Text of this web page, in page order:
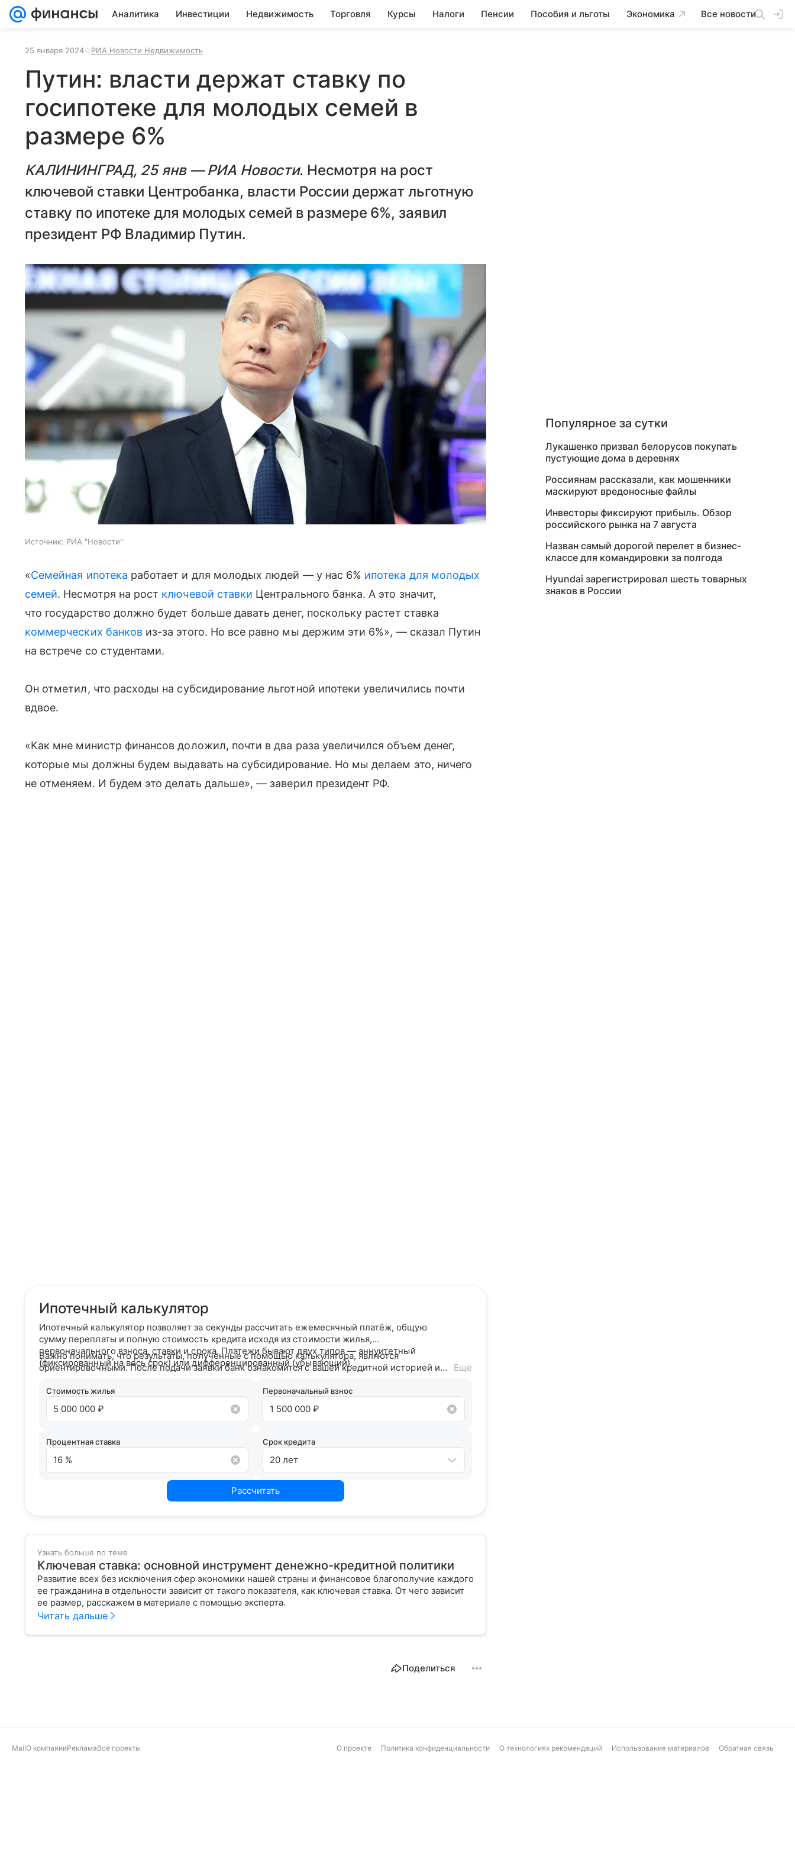
Аналитика Инвестиции Недвижимость Торговля Курсы Налоги Пенсии Пособия и льготы Экономика Все новости
25 января 2024 РИА Новости Недвижимость
Путин: власти держат ставку по
госипотеке для молодых семей в
размере 6%
КАЛИНИНГРАД, 25 янв — РИА Новости. Несмотря на рост
ключевой ставки Центробанка, власти России держат льготную
ставку по ипотеке для молодых семей в размере 6%, заявил
президент РФ Владимир Путин.
Источник: РИА "Новости"
«Семейная ипотека работает и для молодых людей — у нас 6% ипотека для молодых
семей. Несмотря на рост ключевой ставки Центрального банка. А это значит,
что государство должно будет больше давать денег, поскольку растет ставка
коммерческих банков из-за этого. Но все равно мы держим эти 6%», — сказал Путин
на встрече со студентами.
Он отметил, что расходы на субсидирование льготной ипотеки увеличились почти
вдвое.
«Как мне министр финансов доложил, почти в два раза увеличился объем денег,
которые мы должны будем выдавать на субсидирование. Но мы делаем это, ничего
не отменяем. И будем это делать дальше», — заверил президент РФ.
Ипотечный калькулятор
Ипотечный калькулятор позволяет за секунды рассчитать ежемесячный платёж, общую
сумму переплаты и полную стоимость кредита исходя из стоимости жилья,
первоначального взноса, ставки и срока. Платежи бывают двух типов — аннуитетный
(фиксированный на весь срок) или дифференцированный (убывающий).
Важно понимать, что результаты, полученные с помощью калькулятора, являются
ориентировочными. После подачи заявки банк ознакомится с вашей кредитной историей и
условия сотрудничества.
Еще
Стоимость жилья Первоначальный взнос
Процентная ставка Срок кредита
20 лет
Рассчитать
Узнать больше по теме
Ключевая ставка: основной инструмент денежно-кредитной политики
Развитие всех без исключения сфер экономики нашей страны и финансовое благополучие каждого
ее гражданина в отдельности зависит от такого показателя, как ключевая ставка. От чего зависит
ее размер, расскажем в материале с помощью эксперта.
Читать дальше
Поделиться
Популярное за сутки
Лукашенко призвал белорусов покупать
пустующие дома в деревнях
Россиянам рассказали, как мошенники
маскируют вредоносные файлы
Инвесторы фиксируют прибыль. Обзор
российского рынка на 7 августа
Назван самый дорогой перелет в бизнес-
классе для командировки за полгода
Hyundai зарегистрировал шесть товарных
знаков в России
MailО компанииРекламаВсе проекты О проекте Политика конфиденциальности О технологиях рекомендаций Использование материалов Обратная связь